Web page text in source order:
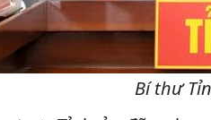
Bí thư